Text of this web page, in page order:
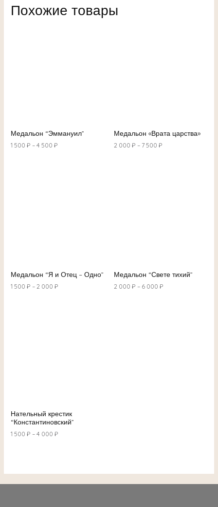
Похожие товары
Медальон “Эммануил”
1 500 ₽ –4 500 ₽
Медальон «Врата царства»
2 000 ₽ – 7 500 ₽
Медальон “Я и Отец – Одно”
1 500 ₽ –2 000 ₽
Медальон “Свете тихий”
2 000 ₽ – 6 000 ₽
Нательный крестик
“Константиновский”
1 500 ₽ –4 000 ₽